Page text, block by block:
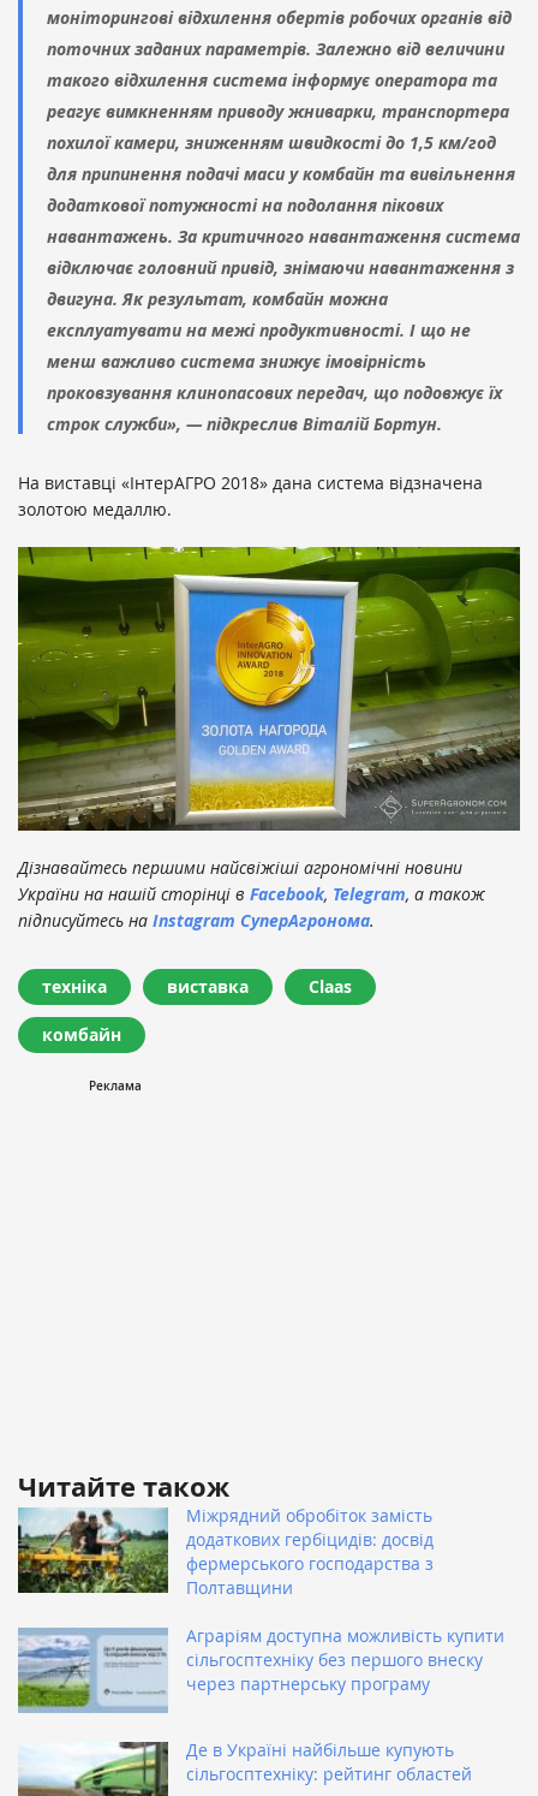
моніторингові відхилення обертів робочих органів від
поточних заданих параметрів. Залежно від величини
такого відхилення система інформує оператора та
реагує вимкненням приводу жниварки, транспортера
похилої камери, зниженням швидкості до 1,5 км/год
для припинення подачі маси у комбайн та вивільнення
додаткової потужності на подолання пікових
навантажень. За критичного навантаження система
відключає головний привід, знімаючи навантаження з
двигуна. Як результат, комбайн можна
експлуатувати на межі продуктивності. І що не
менш важливо система знижує імовірність
проковзування клинопасових передач, що подовжує їх
строк служби», — підкреслив Віталій Бортун.
На виставці «ІнтерАГРО 2018» дана система відзначена
золотою медаллю.
Дізнавайтесь першими найсвіжіші агрономічні новини
України на нашій сторінці в Facebook, Telegram, а також
підписуйтесь на Instagram СуперАгронома.
техніка виставка Claas
комбайн
Читайте також
Міжрядний обробіток замість
додаткових гербіцидів: досвід
фермерського господарства з
Полтавщини
Аграріям доступна можливість купити
сільгосптехніку без першого внеску
через партнерську програму
Де в Україні найбільше купують
сільгосптехніку: рейтинг областей